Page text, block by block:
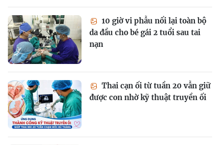
10 giờ vi phẫu nối lại toàn bộ
da đầu cho bé gái 2 tuổi sau tai
nạn
Thai cạn ối từ tuần 20 vẫn giữ
được con nhờ kỹ thuật truyền ối